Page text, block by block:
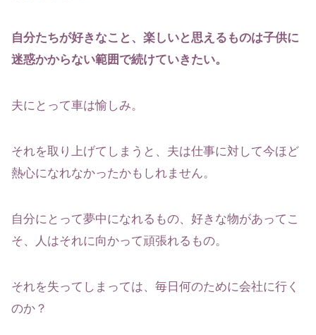
自分たちが好きなこと、楽しいと思えるものは子供に
迷惑かからない範囲で続けていきたい。
夫にとって車は愉しみ。
それを取り上げてしまうと、夫は仕事に対して今ほど
熱心になれなかったかもしれません。
自分にとって夢中になれるもの、好きな物があってこ
そ、人はそれに向かって頑張れるもの。
それを失ってしまっては、毎日何のために会社に行く
のか？